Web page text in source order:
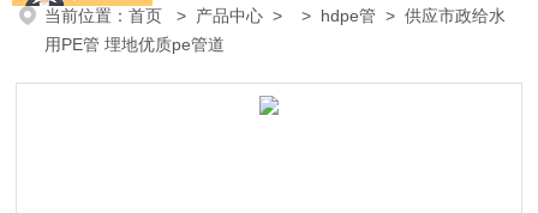
当前位置：首页 > 产品中心 > > hdpe管 > 供应市政给水
用PE管 埋地优质pe管道